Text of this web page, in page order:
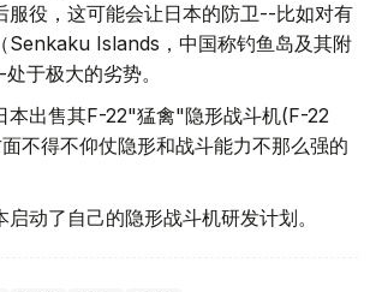
服役，这可能会让日本的防卫--比如对有
Senkaku Islands，中国称钓鱼岛及其附
于极大的劣势。
本出售其F-22"猛禽"隐形战斗机(F-22
不得不仰仗隐形和战斗能力不那么强的
动了自己的隐形战斗机研发计划。